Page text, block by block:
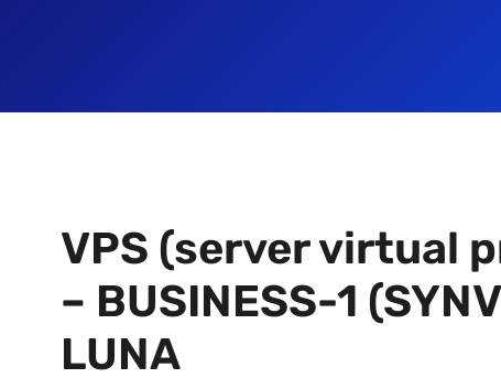
VPS (server virtual
– BUSINESS-1
LUNA